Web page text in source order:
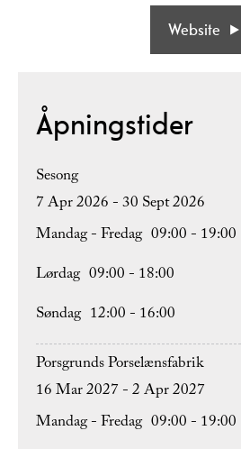
Website
Åpningstider
Sesong
7 Apr 2026 - 30 Sept 2026
Mandag - Fredag 09:00 - 19:00
Lørdag 09:00 - 18:00
Søndag 12:00 - 16:00
Porsgrunds Porselænsfabrik
16 Mar 2027 - 2 Apr 2027
Mandag - Fredag 09:00 - 19:00